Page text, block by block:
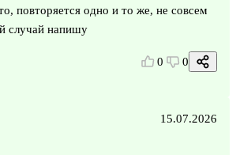
повторяется одно и то же, не совсем
случай напишу
0 0
15.07.2026